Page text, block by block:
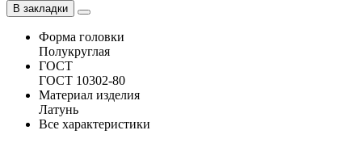
В закладки
Форма головки
Полукруглая
ГОСТ
ГОСТ 10302-80
Материал изделия
Латунь
Все характеристики